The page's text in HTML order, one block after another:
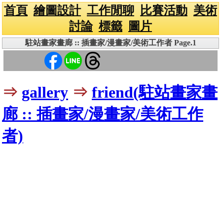
首頁 繪圖設計 工作閒聊 比賽活動 美術
討論 標籤 圖片
駐站畫家畫廊 :: 插畫家/漫畫家/美術工作者 Page.1
⇒ gallery ⇒ friend(駐站畫家畫
廊 :: 插畫家/漫畫家/美術工作
者)